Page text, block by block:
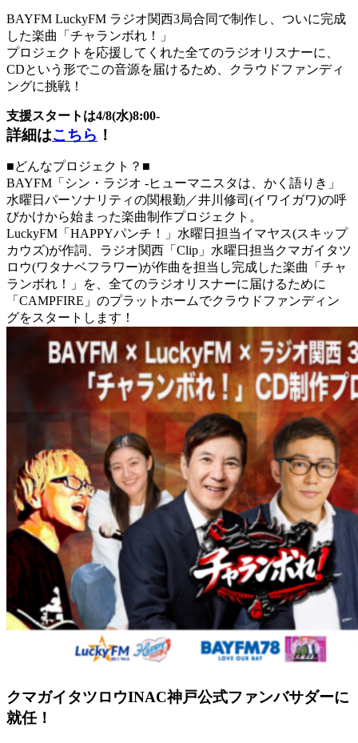
BAYFM LuckyFM ラジオ関西3局合同で制作し、ついに完成
した楽曲「チャランボれ！」
プロジェクトを応援してくれた全てのラジオリスナーに、
CDという形でこの音源を届けるため、クラウドファンディ
ングに挑戦！
支援スタートは4/8(水)8:00-
詳細はこちら ！
■どんなプロジェクト？■
BAYFM「シン・ラジオ -ヒューマニスタは、かく語りき」
水曜日パーソナリティの関根勤／井川修司(イワイガワ)の呼
びかけから始まった楽曲制作プロジェクト。
LuckyFM「HAPPYパンチ！」水曜日担当イマヤス(スキップ
カウズ)が作詞、ラジオ関西「Clip」水曜日担当クマガイタツ
ロウ(ワタナベフラワー)が作曲を担当し完成した楽曲「チャ
ランボれ！」を、全てのラジオリスナーに届けるために
「CAMPFIRE」のプラットホームでクラウドファンディン
グをスタートします！
クマガイタツロウINAC神戸公式ファンバサダーに
就任！